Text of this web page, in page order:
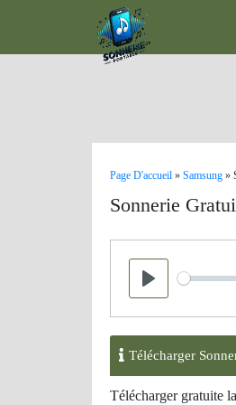
Page D'accueil » Samsung »
Sonnerie
Play
Seek
Télécharger
Télécharger gratuite